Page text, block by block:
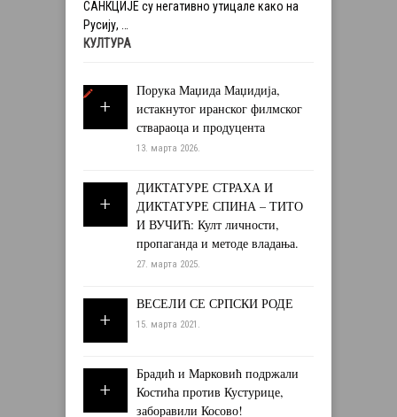
САНКЦИЈЕ су негативно утицале како на
Русију, …
КУЛТУРА
Порука Маџида Маџидија,
истакнутог иранског филмског
ствараоца и продуцента
13. марта 2026.
ДИКТАТУРЕ СТРАХА И
ДИКТАТУРЕ СПИНА – ТИТО
И ВУЧИЋ: Култ личности,
пропаганда и методе владања.
27. марта 2025.
ВЕСЕЛИ СЕ СРПСКИ РОДЕ
15. марта 2021.
Брадић и Марковић подржали
Костића против Кустурице,
заборавили Косово!